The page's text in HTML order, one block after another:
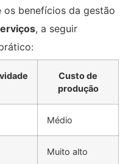
os benefícios da gestão
, a seguir
Custo de
produção
Médio
Muito alto